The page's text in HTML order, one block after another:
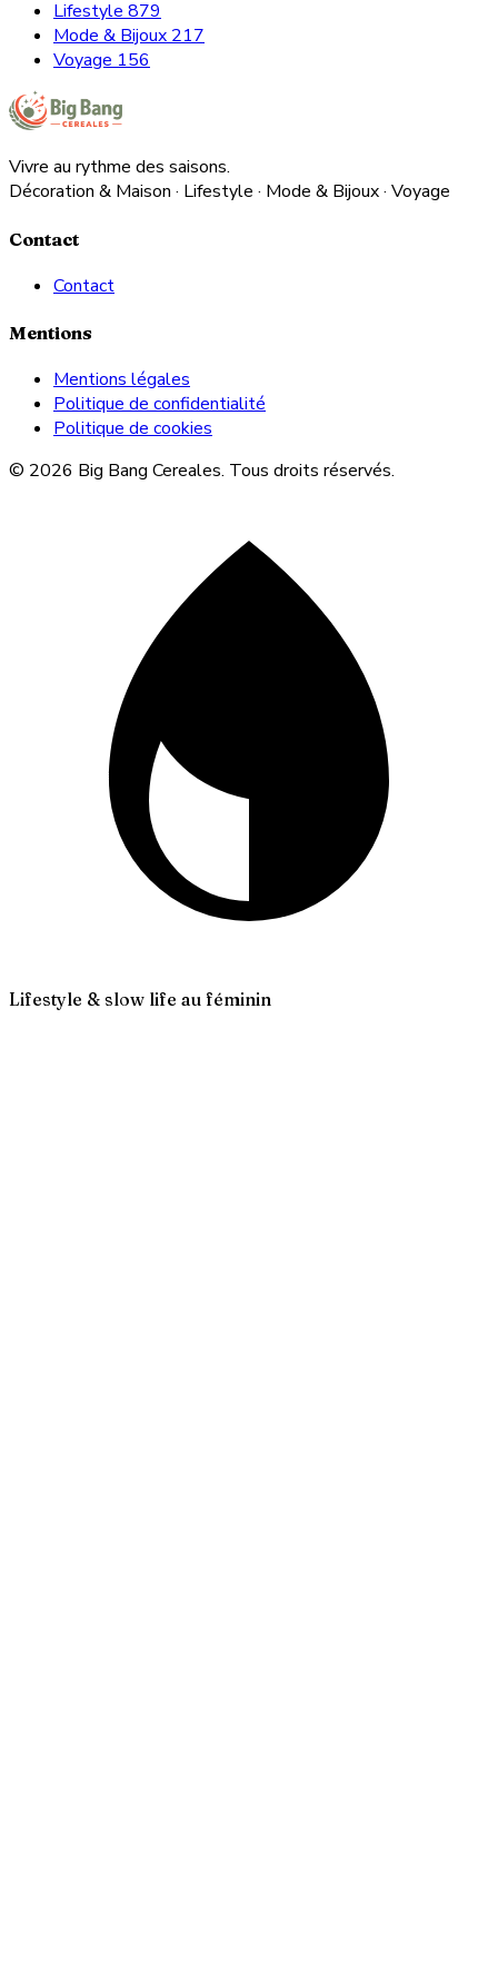
Lifestyle 879
Mode & Bijoux 217
Voyage 156
Vivre au rythme des saisons.
Décoration & Maison · Lifestyle · Mode & Bijoux · Voyage
Contact
Contact
Mentions
Mentions légales
Politique de confidentialité
Politique de cookies
© 2026 Big Bang Cereales. Tous droits réservés.
Lifestyle & slow life au féminin